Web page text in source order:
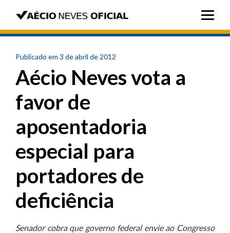
Publicado em 3 de abril de 2012
Aécio Neves vota a
favor de
aposentadoria
especial para
portadores de
deficiência
Senador cobra que governo federal envie ao Congresso